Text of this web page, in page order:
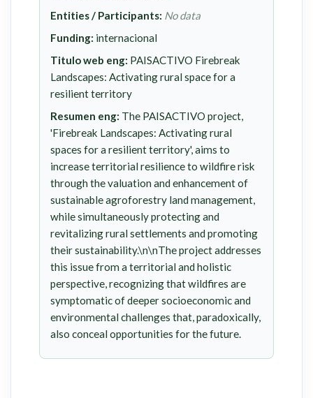
Entities / Participants: No data
Funding: internacional
Titulo web eng: PAISACTIVO Firebreak
Landscapes: Activating rural space for a
resilient territory
Resumen eng: The PAISACTIVO project,
'Firebreak Landscapes: Activating rural
spaces for a resilient territory', aims to
increase territorial resilience to wildfire risk
through the valuation and enhancement of
sustainable agroforestry land management,
while simultaneously protecting and
revitalizing rural settlements and promoting
their sustainability.\n\nThe project addresses
this issue from a territorial and holistic
perspective, recognizing that wildfires are
symptomatic of deeper socioeconomic and
environmental challenges that, paradoxically,
also conceal opportunities for the future.